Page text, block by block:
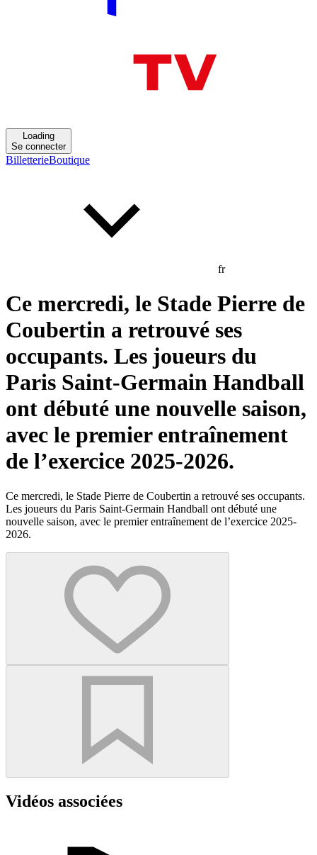
Loading
Se connecter
BilletterieBoutique
fr
Ce mercredi, le Stade Pierre de
Coubertin a retrouvé ses
occupants. Les joueurs du
Paris Saint-Germain Handball
ont débuté une nouvelle saison,
avec le premier entraînement
de l’exercice 2025-2026.
Ce mercredi, le Stade Pierre de Coubertin a retrouvé ses occupants.
Les joueurs du Paris Saint-Germain Handball ont débuté une
nouvelle saison, avec le premier entraînement de l’exercice 2025-
2026.
Vidéos associées